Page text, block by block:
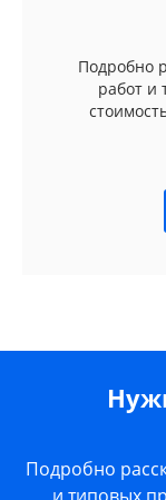
Подробно
работ и
Подробно